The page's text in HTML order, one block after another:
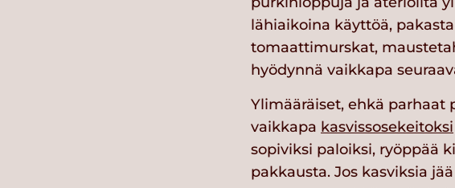
lähiaikoina käyttöä,
tomaattimurskat,
hyödynnä vaikkapa
Ylimääräiset, ehkä parhaat
vaikkapa kasvissosekeitoksi
sopiviksi paloiksi, ryöppää
pakkausta. Jos kasviksia